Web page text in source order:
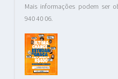
Mais informações podem ser
940 40 06.